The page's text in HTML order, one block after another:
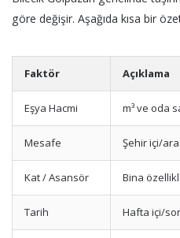
göre değişir. Aşağıda kısa bir
Faktör Açıklama
Eşya Hacmi m³ ve oda
Mesafe Şehir içi/
Kat / Asansör Bina
Tarih Hafta içi/